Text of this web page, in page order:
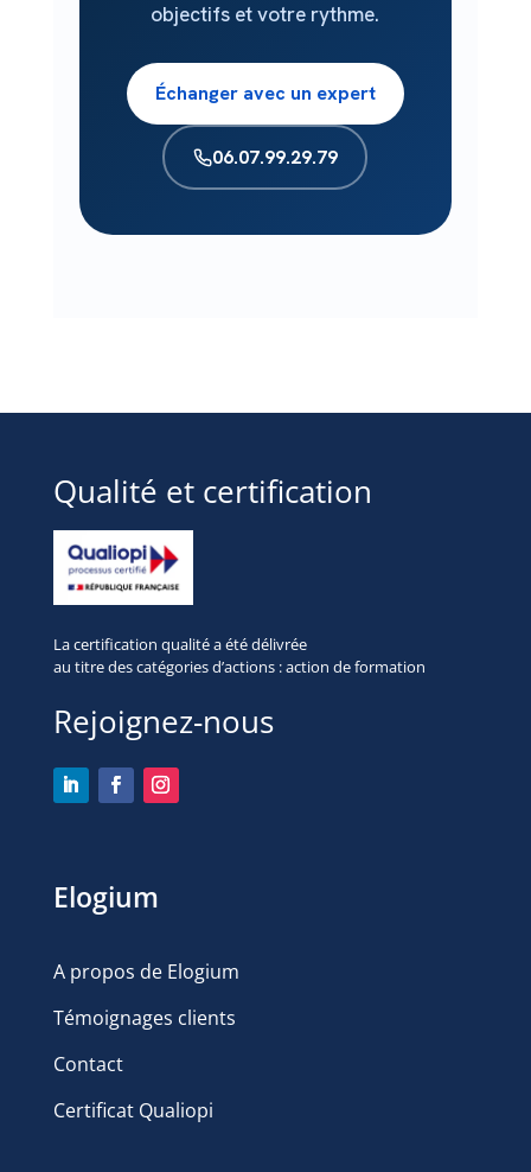
objectifs et votre rythme.
Échanger avec un expert
06.07.99.29.79
Qualité et certification
La certification qualité a été délivrée
au titre descatégories d’actions : action de formation
Rejoignez-nous
Elogium
A propos de Elogium
Témoignages clients
Contact
Certificat Qualiopi